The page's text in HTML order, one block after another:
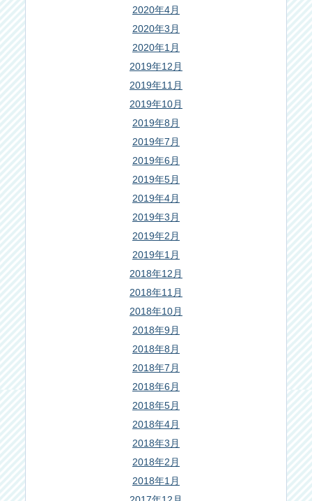
2020年4月
2020年3月
2020年1月
2019年12月
2019年11月
2019年10月
2019年8月
2019年7月
2019年6月
2019年5月
2019年4月
2019年3月
2019年2月
2019年1月
2018年12月
2018年11月
2018年10月
2018年9月
2018年8月
2018年7月
2018年6月
2018年5月
2018年4月
2018年3月
2018年2月
2018年1月